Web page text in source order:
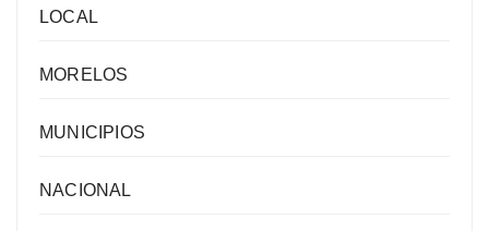
LOCAL
MORELOS
MUNICIPIOS
NACIONAL